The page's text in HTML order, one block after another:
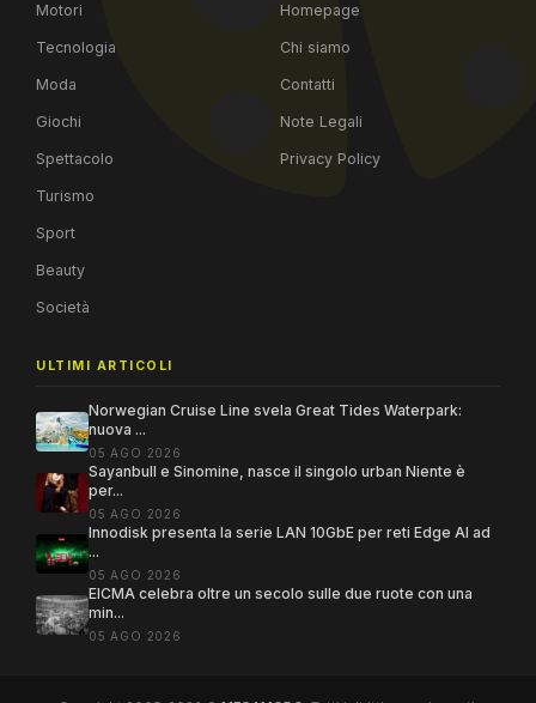
Motori
Tecnologia
Moda
Giochi
Spettacolo
Turismo
Sport
Beauty
Società
Homepage
Chi siamo
Contatti
Note Legali
Privacy Policy
ULTIMI ARTICOLI
Norwegian Cruise Line svela Great Tides Waterpark:
nuova ...
05 AGO 2026
Sayanbull e Sinomine, nasce il singolo urban Niente è
per...
05 AGO 2026
Innodisk presenta la serie LAN 10GbE per reti Edge AI ad
...
05 AGO 2026
EICMA celebra oltre un secolo sulle due ruote con una
min...
05 AGO 2026